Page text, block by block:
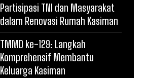
Partisipasi TNI dan Masyarakat
dalam Renovasi Rumah Kasiman
TMMD ke-129: Langkah
Komprehensif Membantu
Keluarga Kasiman